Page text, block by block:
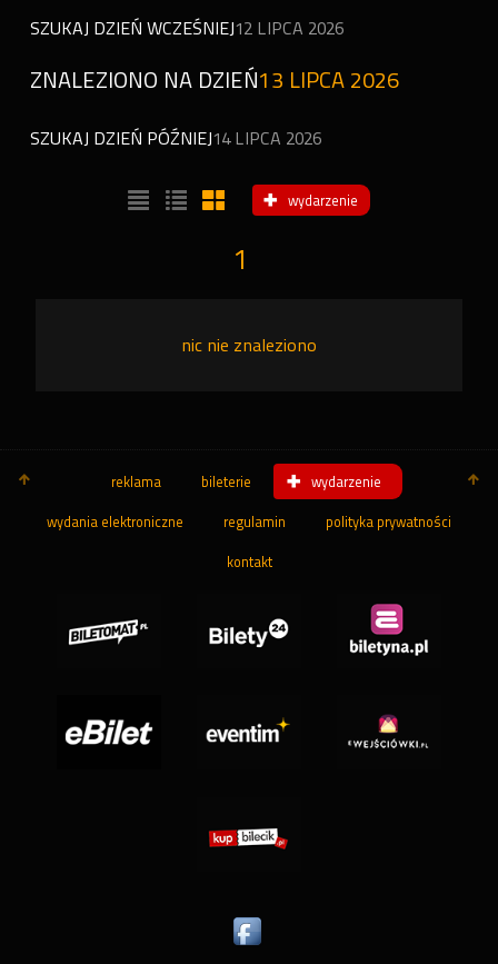
SZUKAJ DZIEŃ WCZEŚNIEJ12 LIPCA 2026
ZNALEZIONO NA DZIEŃ13 LIPCA 2026
SZUKAJ DZIEŃ PÓŹNIEJ14 LIPCA 2026
wydarzenie
1
nic nie znaleziono
reklama bileterie wydarzenie
wydania elektroniczne regulamin polityka prywatności
kontakt